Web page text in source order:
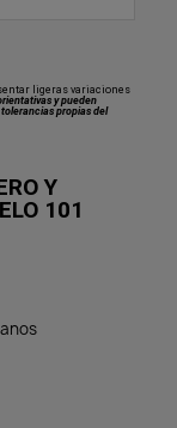
ligeras variaciones
y pueden
propias del
Y
101